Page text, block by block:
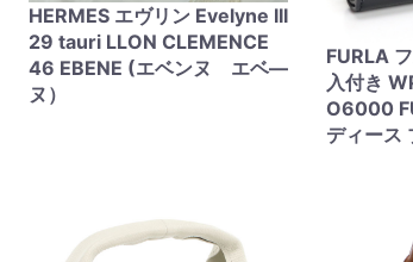
HERMES エヴリン Evelyne III
29 tauri LLON CLEMENCE
46 EBENE (エベンヌ エベ―
ヌ）
FURLA
入付き
O6000
ディース